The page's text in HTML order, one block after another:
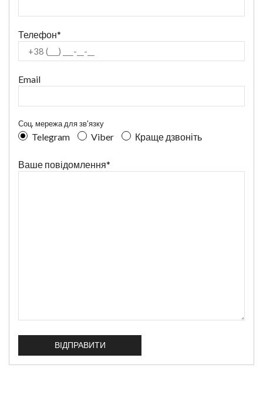
Телефон*
Email
Соц. мережа для зв'язку
Telegram Viber Краще дзвоніть
Ваше повідомлення*